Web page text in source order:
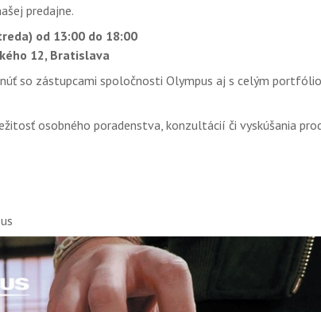
predajne.
od 13:00 do 18:00
12, Bratislava
so zástupcami spoločnosti Olympus aj s celým
osobného poradenstva, konzultácií či vyskúšania